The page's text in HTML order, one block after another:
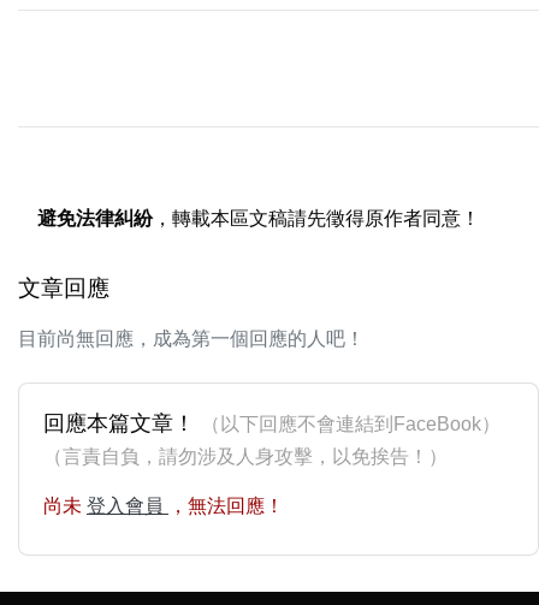
避免法律糾紛，轉載本區文稿請先徵得原作者同意！
文章回應
目前尚無回應，成為第一個回應的人吧！
回應本篇文章！
（以下回應不會連結到FaceBook）
（言責自負，請勿涉及人身攻擊，以免挨告！）
尚未 登入會員 ，無法回應！